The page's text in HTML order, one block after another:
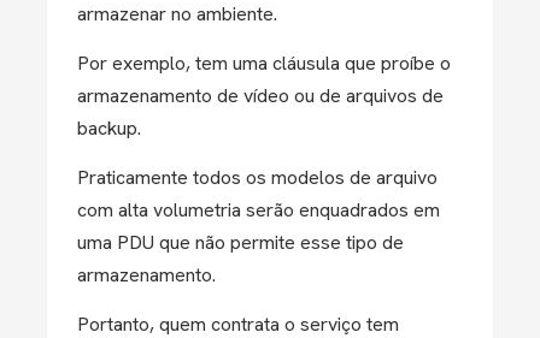
armazenar no ambiente.
Por exemplo, tem uma cláusula que proíbe o
armazenamento de vídeo ou de arquivos de
backup.
Praticamente todos os modelos de arquivo
com alta volumetria serão enquadrados em
uma PDU que não permite esse tipo de
armazenamento.
Portanto, quem contrata o serviço tem